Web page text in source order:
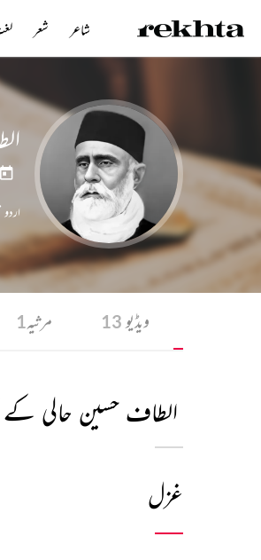
ویڈیو 13 مرثیہ1
الطاف حسین حالی کے
غزل
شاعر شعر